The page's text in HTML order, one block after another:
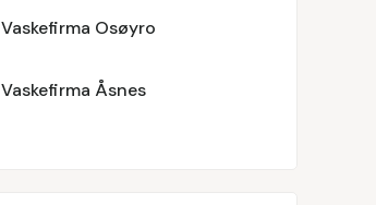
Vaskefirma Osøyro
Vaskefirma Åsnes